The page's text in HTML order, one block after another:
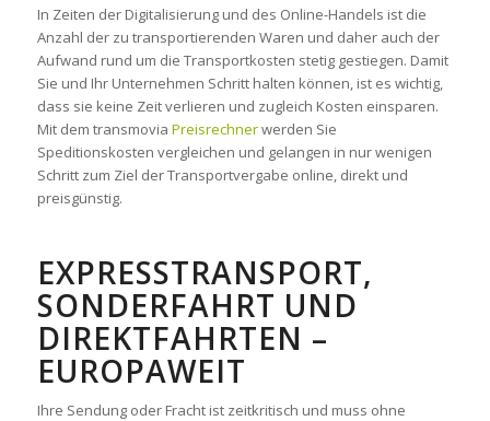
In Zeiten der Digitalisierung und des Online-Handels ist die
Anzahl der zu transportierenden Waren und daher auch der
Aufwand rund um die Transportkosten stetig gestiegen. Damit
Sie und Ihr Unternehmen Schritt halten können, ist es wichtig,
dass sie keine Zeit verlieren und zugleich Kosten einsparen.
Mit dem transmovia Preisrechnerwerden Sie
Speditionskosten vergleichen und gelangen in nur wenigen
Schritt zum Ziel der Transportvergabe online, direkt und
preisgünstig.
EXPRESSTRANSPORT,
SONDERFAHRT UND
DIREKTFAHRTEN –
EUROPAWEIT
Ihre Sendung oder Fracht ist zeitkritisch und muss ohne